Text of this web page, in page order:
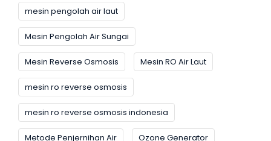
mesin pengolah air laut
Mesin Pengolah Air Sungai
Mesin Reverse Osmosis Mesin RO Air Laut
mesin ro reverse osmosis
mesin ro reverse osmosis indonesia
Metode Penjernihan Air Ozone Generator